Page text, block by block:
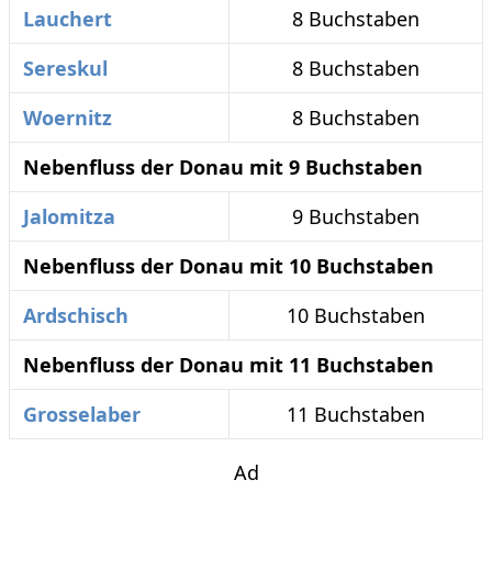
Lauchert
8 Buchstaben
Sereskul
8 Buchstaben
Woernitz
8 Buchstaben
Nebenfluss der Donau mit 9 Buchstaben
Jalomitza
9 Buchstaben
Nebenfluss der Donau mit 10 Buchstaben
Ardschisch
10 Buchstaben
Nebenfluss der Donau mit 11 Buchstaben
Grosselaber
11 Buchstaben
Ad